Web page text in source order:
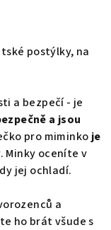
postýlky, na
a bezpečí - je
a jsou
pro miminko je
Minky oceníte v
jej ochladí.
a
ho brát všude s